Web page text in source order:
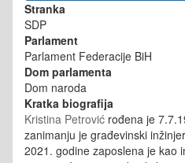
Stranka
SDP
Parlament
Parlament Federacije BiH
Dom parlamenta
Dom naroda
Kratka biografija
Kristina Petrović rođena je
zanimanju je građevinski
2021. godine zaposlena je kao